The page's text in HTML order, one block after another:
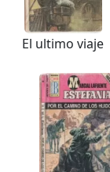
El ultimo viaje